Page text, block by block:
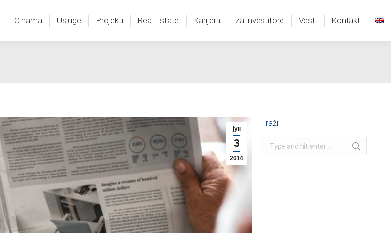
O nama Usluge Projekti Real Estate Karijera Za investitore Vesti Kontakt
јун
3
2014
Traži
Search:
O nama Usluge Projekti Real Estate Karijera Za investitore Vesti Kontakt